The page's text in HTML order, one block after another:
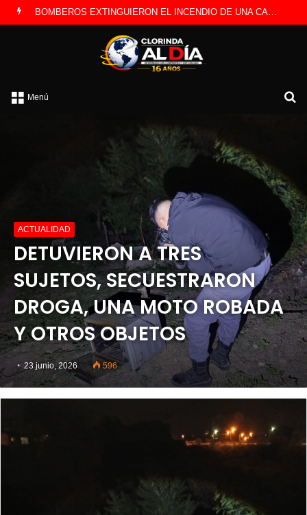
Menú
ACTUALIDAD
DETUVIERON A TRES
SUJETOS, SECUESTRARON
DROGA, UNA MOTO ROBADA
Y OTROS OBJETOS
23 junio, 2026 596